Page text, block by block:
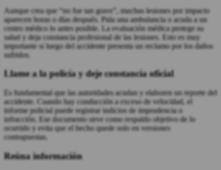
Aunque crea que “no fue tan grave”, muchas lesiones por impacto
aparecen horas o días después. Pida una ambulancia o acuda a un
centro médico lo antes posible. La evaluación médica protege su
salud y deja constancia profesional de las lesiones. Esto es muy
importante si luego del accidente presenta un reclamo por los daños
sufridos.
Llame a la policía y deje constancia oficial
Es fundamental que las autoridades acudan y elaboren un reporte del
accidente. Cuando hay conducción a exceso de velocidad, el
informe policial puede registrar indicios de imprudencia o
infracción. Ese documento sirve como respaldo objetivo de lo
ocurrido y evita que el hecho quede solo en versiones
contrapuestas.
Reúna información